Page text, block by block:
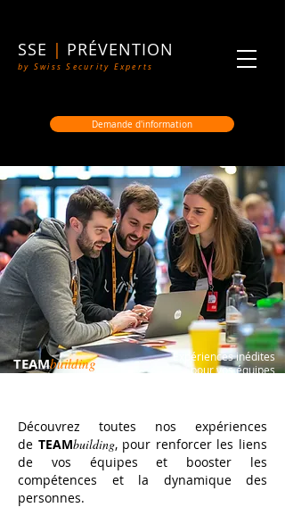
SSE | PRÉVENTION
by Swiss Security Experts
Demande d'information
TEAMbuilding
Expériences inédites
pour vos équipes
Découvrez toutes nos expériences
de TEAMbuilding, pour renforcer les liens
de vos équipes et booster les
compétences et la dynamique des
personnes.